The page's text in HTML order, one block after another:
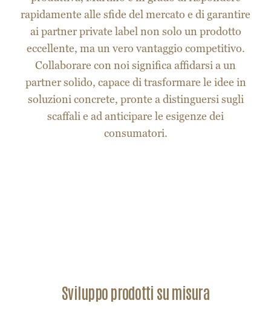
eccellente, ma un vero vantaggio competitivo.
Collaborare con noi significa affidarsi a un
partner solido, capace di trasformare le idee in
soluzioni concrete, pronte a distinguersi sugli
scaffali e ad anticipare le esigenze dei
consumatori.
Seguiamo i partner in ogni fase, dall’idea iniziale